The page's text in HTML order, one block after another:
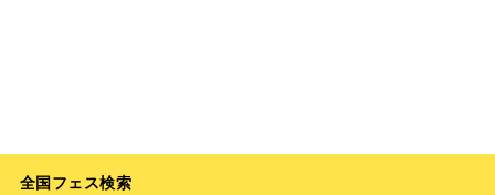
全国フェス検索